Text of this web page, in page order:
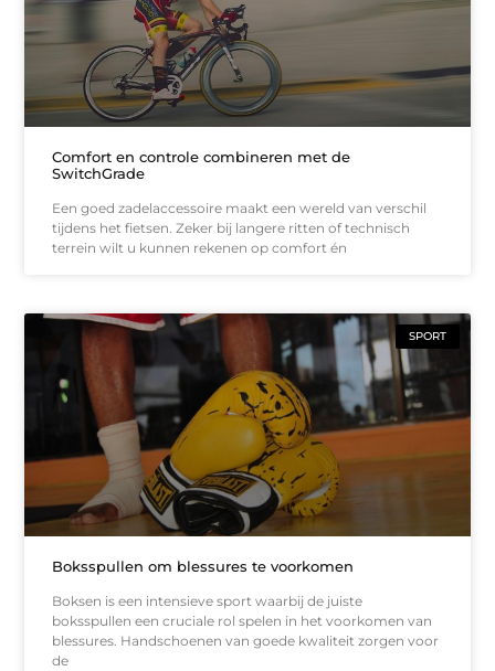
Comfort en controle combineren met de
SwitchGrade
Een goed zadelaccessoire maakt een wereld van verschil
tijdens het fietsen. Zeker bij langere ritten of technisch
terrein wilt u kunnen rekenen op comfort én
SPORT
Boksspullen om blessures te voorkomen
Boksen is een intensieve sport waarbij de juiste
boksspullen een cruciale rol spelen in het voorkomen van
blessures. Handschoenen van goede kwaliteit zorgen voor
de